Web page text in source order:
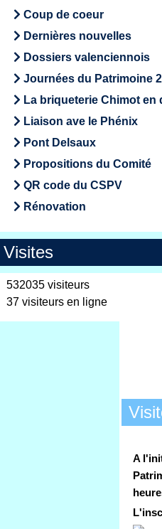
Coup de coeur
Dernières nouvelles
Dossiers valenciennois
Journées du Patrimoine
La briqueterie Chimot en
Liaison ave le Phénix
Pont Delsaux
Propositions du Comité
QR code du CSPV
Rénovation
Visites
532035 visiteurs
37 visiteurs en ligne
A